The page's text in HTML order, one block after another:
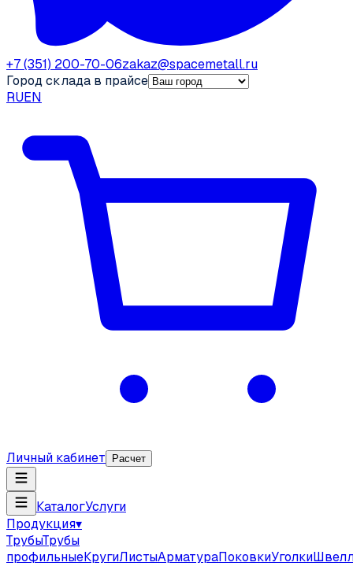
+7 (351) 200-70-06zakaz@spacemetall.ru
Город склада в прайсе
RUEN
Личный кабинет Расчет
КаталогУслуги
Продукция▾
ТрубыТрубы
профильныеКругиЛистыАрматураПоковкиУголки